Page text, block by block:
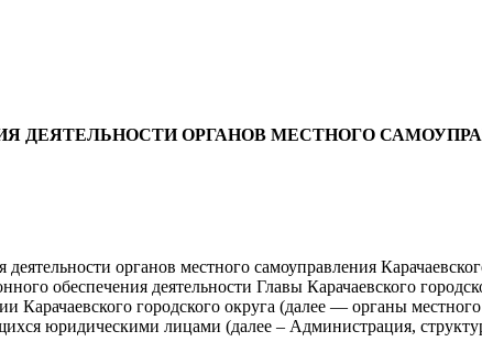
ДЕЯТЕЛЬНОСТИ ОРГАНОВ МЕСТНОГО
органов местного самоуправления
обеспечения деятельности Главы Карачаевского
Карачаевского городского округа (далее — органы
юридическими лицами (далее – Администрация,